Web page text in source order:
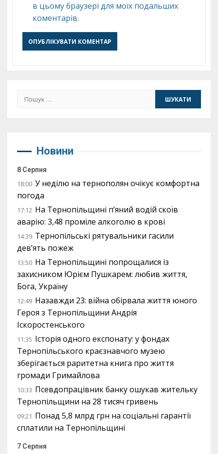
в цьому браузері для моїх подальших
коментарів.
Пошук:
Новини
8 Серпня
18:00 У неділю на тернополян очікує комфортна
погода
17:12 На Тернопільщині п’яний водій скоїв
аварію: 3,48 проміле алкоголю в крові
14:39 Тернопільські рятувальники гасили
дев’ять пожеж
13:50 На Тернопільщині попрощалися із
захисником Юрієм Пушкарем: любив життя,
Бога, Україну
12:49 Назавжди 23: війна обірвала життя юного
Героя з Тернопільщини Андрія
Іскоростенського
11:35 Історія одного експонату: у фондах
Тернопільського краєзнавчого музею
зберігається раритетна книга про життя
громади Гримайлова
10:33 Псевдопрацівник банку ошукав жительку
Тернопільщини на 28 тисяч гривень
09:21 Понад 5,8 млрд грн на соціальні гарантії
сплатили на Тернопільщині
7 Серпня